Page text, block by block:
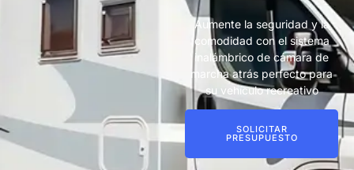
Aumente la seguridad y la
comodidad con el sistema
inalámbrico de cámara de
marcha atrás perfecto para
su vehículo recreativo
SOLICITAR
PRESUPUESTO